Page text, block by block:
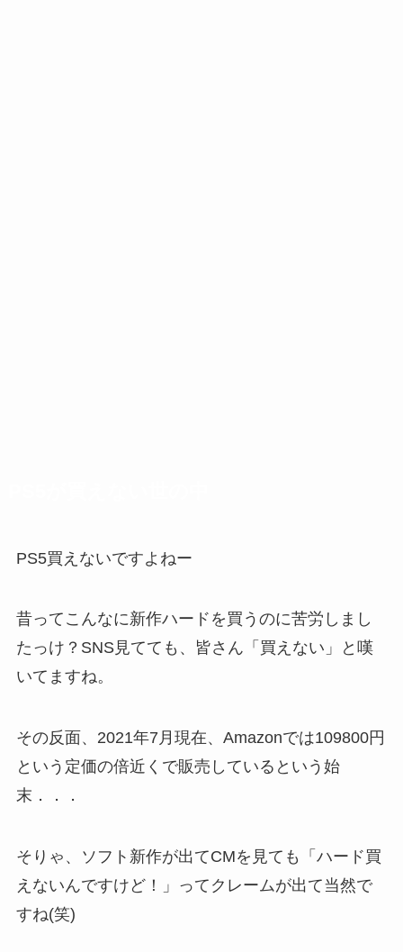
PS5買えないですよねー
昔ってこんなに新作ハードを買うのに苦労しまし
たっけ？SNS見てても、皆さん「買えない」と嘆
いてますね。
その反面、2021年7月現在、Amazonでは109800円
という定価の倍近くで販売しているという始
末．．．
そりゃ、ソフト新作が出てCMを見ても「ハード買
えないんですけど！」ってクレームが出て当然で
すね(笑)